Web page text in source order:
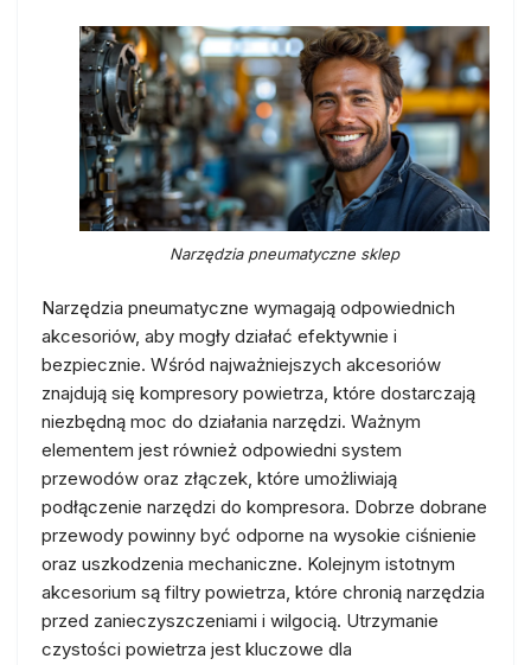
Narzędzia pneumatyczne sklep
Narzędzia pneumatyczne wymagają odpowiednich
akcesoriów, aby mogły działać efektywnie i
bezpiecznie. Wśród najważniejszych akcesoriów
znajdują się kompresory powietrza, które dostarczają
niezbędną moc do działania narzędzi. Ważnym
elementem jest również odpowiedni system
przewodów oraz złączek, które umożliwiają
podłączenie narzędzi do kompresora. Dobrze dobrane
przewody powinny być odporne na wysokie ciśnienie
oraz uszkodzenia mechaniczne. Kolejnym istotnym
akcesorium są filtry powietrza, które chronią narzędzia
przed zanieczyszczeniami i wilgocią. Utrzymanie
czystości powietrza jest kluczowe dla